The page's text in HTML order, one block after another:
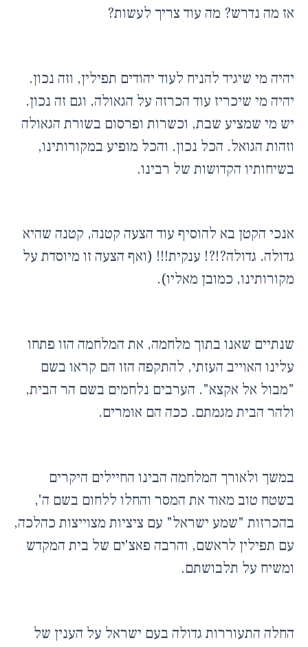
אז מה נדרש? מה עוד צריך לעשות?
יהיה מי שיגיד להניח לעוד יהודים תפילין, וזה נכון.
יהיה מי שיכריז עוד הכרזה על הגאולה, וגם זה נכון.
יש מי שמציע שבת, וכשרות ופרסום בשורת הגאולה
וזהות הגואל. הכל נכון. והכל מופיע במקורותינו,
בשיחותיו הקדושות של רבינו.
אנכי הקטן בא להוסיף עוד הצעה קטנה, קטנה שהיא
גדולה. גדולה?!?! ענקית!!! (ואף הצעה זו מיוסדת על
מקורותינו, כמובן מאליו).
שנתיים שאנו בתוך מלחמה, את המלחמה הזו פתחו
עלינו האוייב העזתי, להתקפה הזו הם קראו בשם
"מבול אל אקצא". הערבים נלחמים בשם הר הבית,
ולהר הבית מגמתם. ככה הם אומרים.
במשך ולאורך המלחמה הבינו החיילים היקרים
בשטח טוב מאוד את המסר והחלו ללחום בשם ה',
בהכרזות "שמע ישראל" עם ציציות מצוייצות כהלכה,
עם תפילין לראשם, והרבה פאצ'ים של בית המקדש
ומשיח על תלבושתם.
החלה התעוררות גדולה בעם ישראל על הענין של